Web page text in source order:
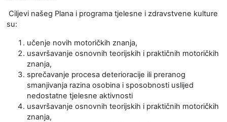
Ciljevi našeg Plana i programa tjelesne i zdravstvene kulture
su:
učenje novih motoričkih znanja,
usavršavanje osnovnih teorijskih i praktičnih motoričkih
znanja,
sprečavanje procesa deterioracije ili preranog
smanjivanja razina osobina i sposobnosti uslijed
nedostatne tjelesne aktivnosti
usavršavanje osnovnih teorijskih i praktičnih motoričkih
znanja,